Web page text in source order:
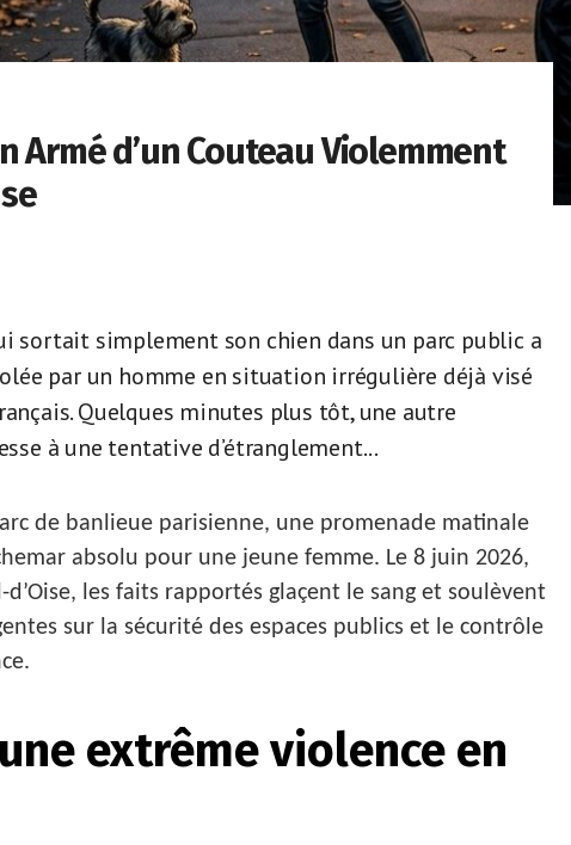
Armé d’un Couteau Violemment
sortait simplement son chien dans un parc public a
par un homme en situation irrégulière déjà visé
Quelques minutes plus tôt, une autre
à une tentative d’étranglement...
de banlieue parisienne, une promenade matinale
absolu pour une jeune femme. Le 8 juin 2026,
les faits rapportés glaçent le sang et soulèvent
sur la sécurité des espaces publics et le contrôle
extrême violence en